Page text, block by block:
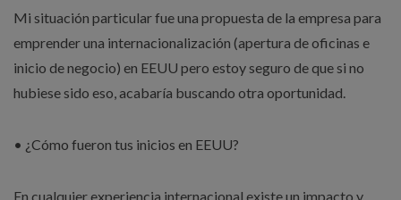
Mi situación particular fue una propuesta de la empresa para
emprender una internacionalización (apertura de oficinas e
inicio de negocio) en EEUU pero estoy seguro de que si no
hubiese sido eso, acabaría buscando otra oportunidad.
• ¿Cómo fueron tus inicios en EEUU?
En cualquier experiencia internacional existe un impacto y